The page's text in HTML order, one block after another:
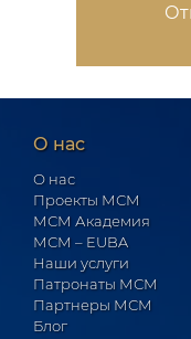
О нас
О нас
Проекты МСМ
МСМ Академия
МСМ – EUBA
Наши услуги
Патронаты МСМ
Партнеры МСМ
Блог